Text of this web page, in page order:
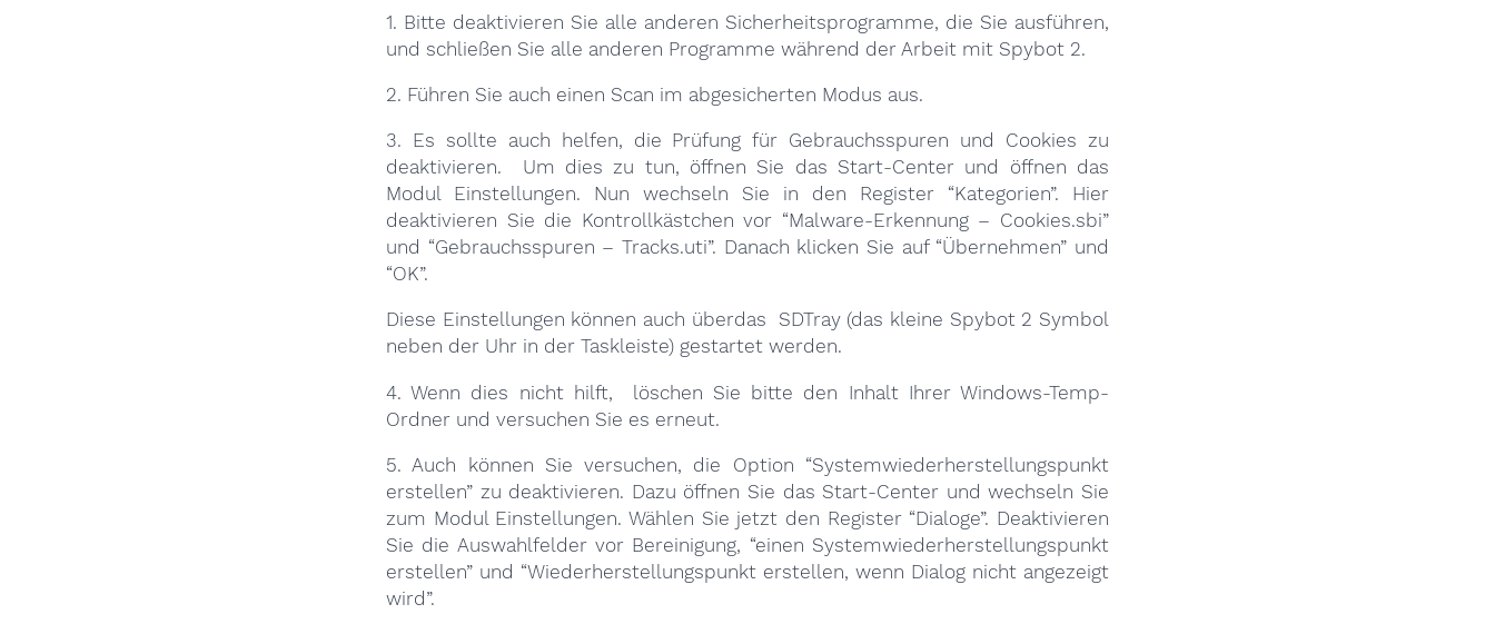
1. Bitte deaktivieren Sie alle anderen Sicherheitsprogramme, die Sie ausführen,
und schließen Sie alle anderen Programme während der Arbeit mit Spybot 2.
2. Führen Sie auch einen Scan im abgesicherten Modus aus.
3. Es sollte auch helfen, die Prüfung für Gebrauchsspuren und Cookies zu
deaktivieren. Um dies zu tun, öffnen Sie das Start-Center und öffnen das
Modul Einstellungen. Nun wechseln Sie in den Register “Kategorien”. Hier
deaktivieren Sie die Kontrollkästchen vor “Malware-Erkennung – Cookies.sbi”
und “Gebrauchsspuren – Tracks.uti”. Danach klicken Sie auf “Übernehmen” und
“OK”.
Diese Einstellungen können auch überdas SDTray (das kleine Spybot 2 Symbol
neben der Uhr in der Taskleiste) gestartet werden.
4. Wenn dies nicht hilft, löschen Sie bitte den Inhalt Ihrer Windows-Temp-
Ordner und versuchen Sie es erneut.
5. Auch können Sie versuchen, die Option “Systemwiederherstellungspunkt
erstellen” zu deaktivieren. Dazu öffnen Sie das Start-Center und wechseln Sie
zum Modul Einstellungen. Wählen Sie jetzt den Register “Dialoge”. Deaktivieren
Sie die Auswahlfelder vor Bereinigung, “einen Systemwiederherstellungspunkt
erstellen” und “Wiederherstellungspunkt erstellen, wenn Dialog nicht angezeigt
wird”.